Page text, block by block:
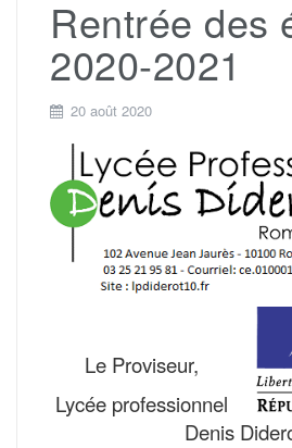
Rentrée des
2020-2021
20 août 2020
Le Proviseur,
Lycée professionnel
Denis